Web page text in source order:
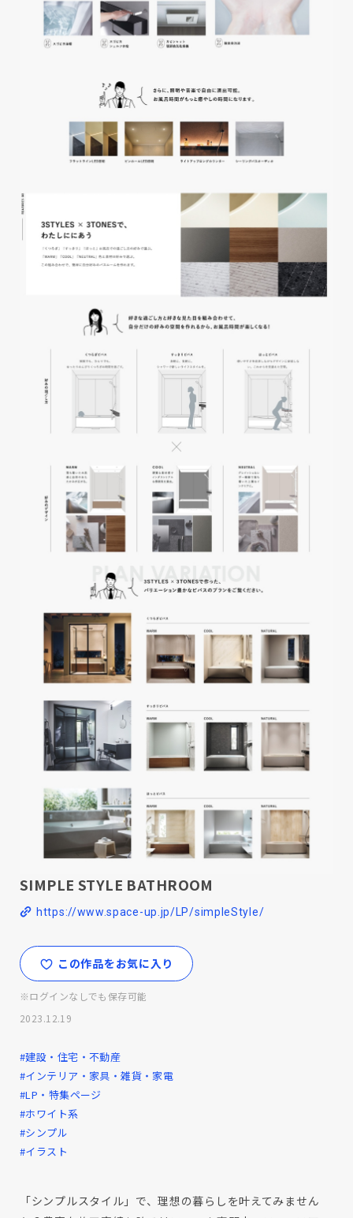
SIMPLE STYLE BATHROOM
https://www.space-up.jp/LP/simpleStyle/
この作品をお気に入り
※ログインなしでも保存可能
2023.12.19
#建設・住宅・不動産
#インテリア・家具・雑貨・家電
#LP・特集ページ
#ホワイト系
#シンプル
#イラスト
「シンプルスタイル」で、理想の暮らしを叶えてみません